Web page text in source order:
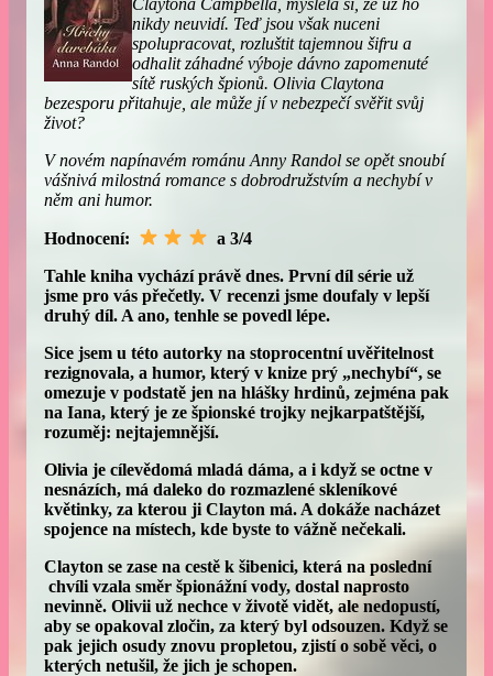
Claytona Campbella, myslela si, že už ho
nikdy neuvidí. Teď jsou však nuceni
spolupracovat, rozluštit tajemnou šifru a
odhalit záhadné výboje dávno zapomenuté
sítě ruských špionů. Olivia Claytona
bezesporu přitahuje, ale může jí v nebezpečí svěřit svůj
život?
V novém napínavém románu Anny Randol se opět snoubí
vášnivá milostná romance s dobrodružstvím a nechybí v
něm ani humor.
Hodnocení:
a 3/4
Tahle kniha vychází právě dnes. První díl série už
jsme pro vás přečetly. V recenzi jsme doufaly v lepší
druhý díl. A ano, tenhle se povedl lépe.
Sice jsem u této autorky na stoprocentní uvěřitelnost
rezignovala, a humor, který v knize prý „nechybí“, se
omezuje v podstatě jen na hlášky hrdinů, zejména pak
na Iana, který je ze špionské trojky nejkarpatštější,
rozuměj: nejtajemnější.
Olivia je cílevědomá mladá dáma, a i když se octne v
nesnázích, má daleko do rozmazlené skleníkové
květinky, za kterou ji Clayton má. A dokáže nacházet
spojence na místech, kde byste to vážně nečekali.
Clayton se zase na cestě k šibenici, která na poslední
chvíli vzala směr špionážní vody, dostal naprosto
nevinně. Olivii už nechce v životě vidět, ale nedopustí,
aby se opakoval zločin, za který byl odsouzen. Když se
pak jejich osudy znovu propletou, zjistí o sobě věci, o
kterých netušil, že jich je schopen.